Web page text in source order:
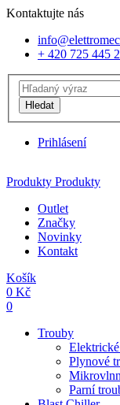
Kontaktujte nás
+ 420 725 445
Hledat
Prihlásení
Produkty Produkty
Outlet
Značky
Novinky
Kontakt
Košík
0 Kč
0
Trouby
Plynové
Parní